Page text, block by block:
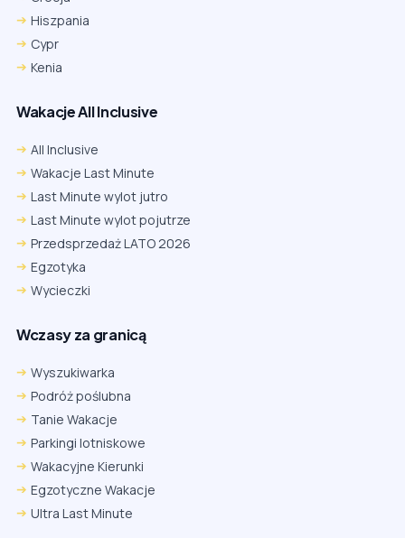
Hiszpania
Cypr
Kenia
Wakacje All Inclusive
All Inclusive
Wakacje Last Minute
Last Minute wylot jutro
Last Minute wylot pojutrze
Przedsprzedaż LATO 2026
Egzotyka
Wycieczki
Wczasy za granicą
Wyszukiwarka
Podróż poślubna
Tanie Wakacje
Parkingi lotniskowe
Wakacyjne Kierunki
Egzotyczne Wakacje
Ultra Last Minute